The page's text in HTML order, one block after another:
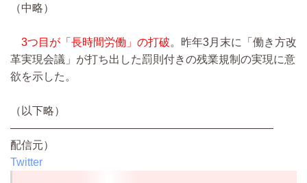
（中略）
3つ目が「長時間労働」の打破。昨年3月末に「働き方改
革実現会議」が打ち出した罰則付きの残業規制の実現に意
欲を示した。
（以下略）
————————————————————————
配信元）
Twitter